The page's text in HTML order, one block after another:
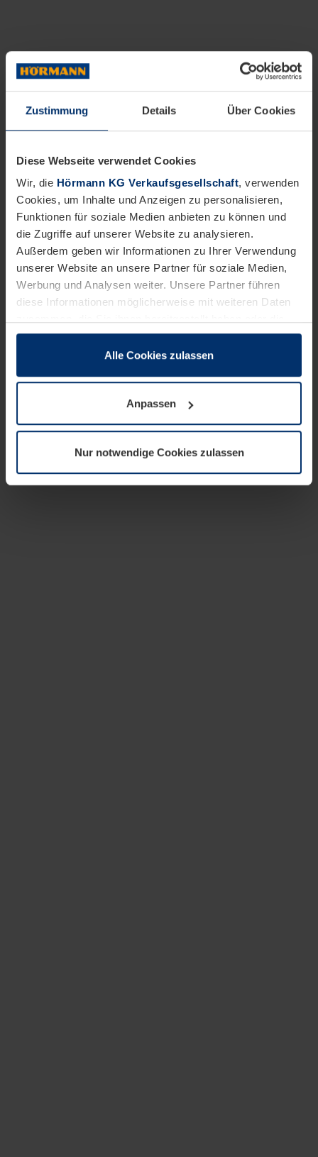
Zustimmung Details Über Cookies
Diese Webseite verwendet Cookies
Wir, die Hörmann KG Verkaufsgesellschaft, verwenden
Cookies, um Inhalte und Anzeigen zu personalisieren,
Funktionen für soziale Medien anbieten zu können und
die Zugriffe auf unserer Website zu analysieren.
Außerdem geben wir Informationen zu Ihrer Verwendung
unserer Website an unsere Partner für soziale Medien,
Werbung und Analysen weiter. Unsere Partner führen
diese Informationen möglicherweise mit weiteren Daten
sie im Rahmen Ihrer Nutzung der Dienste gesammelt
wenn diese für den Betrieb dieser Seite unbedingt
notwendig sind. Für alle anderen Cookie-Typen benötigen
wir Ihre Erlaubnis. Ihre Einwilligung können Sie jederzeit
Datenschutzerklärungunserer Website ändern oder
widerrufen.
Alle Cookies zulassen
Anpassen
Nur notwendige Cookies zulassen